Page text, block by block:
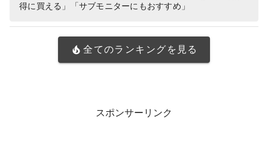
得に買える」「サブモニターにもおすすめ」
全てのランキングを見る
スポンサーリンク